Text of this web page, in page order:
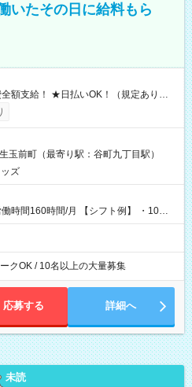
いたその日に給料もら
お仕事後はコンビニATMから 日払
玉前町（最寄り駅：谷町九丁目駅）
ズ
/月 【シフト例】 ・10：
クOK / 10名以上の大量募集
応募する 詳細へ
未読